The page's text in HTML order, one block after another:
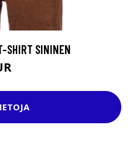
SHIRT SININEN